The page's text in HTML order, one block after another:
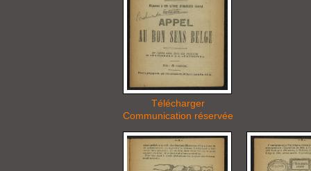
Télécharger
Communication réservée